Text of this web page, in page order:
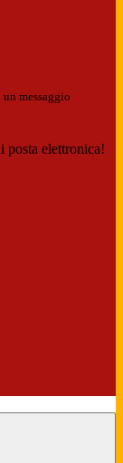
messaggio
posta elettronica!